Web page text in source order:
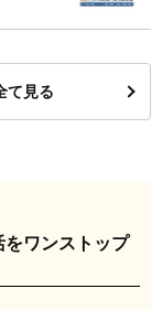
て見る
ワンストップ